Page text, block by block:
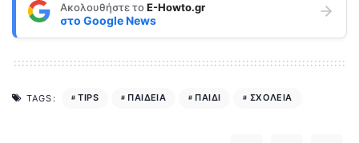
Ακολουθήστε τοE-Howto.gr
στο Google News
TAGS: TIPS ΠΑΙΔΕΙΑ ΠΑΙΔΙ ΣΧΟΛΕΙΑ